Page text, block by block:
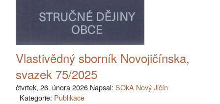
Vlastivědný sborník Novojičínska,
svazek 75/2025
čtvrtek, 26. února 2026 Napsal: SOkA Nový Jičín
Kategorie: Publikace